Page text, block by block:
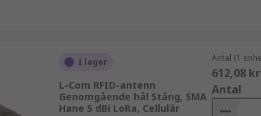
I lager
L-Com RFID-antenn
Genomgående hål Stång, SMA
Hane 5 dBi LoRa, Cellulär
Antal (1
612,08 kr
Antal